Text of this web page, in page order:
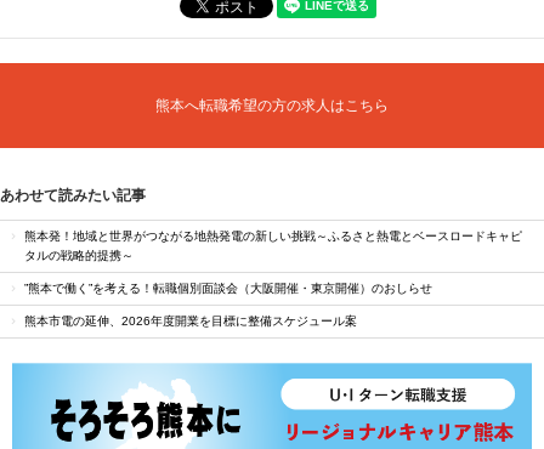
熊本へ転職希望の方の求人はこちら
あわせて読みたい記事
熊本発！地域と世界がつながる地熱発電の新しい挑戦～ふるさと熱電とベースロードキャピ
タルの戦略的提携～
”熊本で働く”を考える！転職個別面談会（大阪開催・東京開催）のおしらせ
熊本市電の延伸、2026年度開業を目標に整備スケジュール案